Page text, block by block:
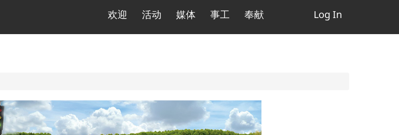
Log In
欢迎 活动 媒体 事工 奉献